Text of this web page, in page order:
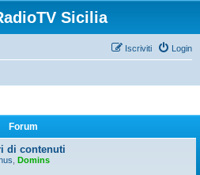
Sicilia
Login
Iscriviti
Forum
di contenuti
Domins